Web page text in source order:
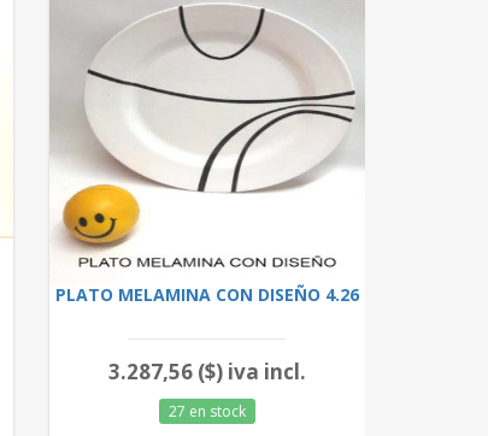
PLATO MELAMINA CON DISEÑO 4.26
3.287,56 ($) iva incl.
27 en stock